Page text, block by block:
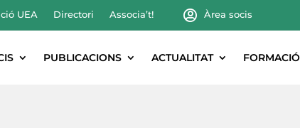
UEA Directori Associa’t! Àrea socis
PUBLICACIONS ACTUALITAT FORMACIÓ